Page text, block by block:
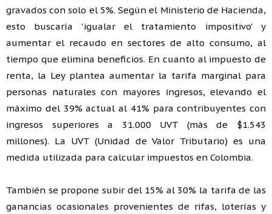
gravados con solo el 5%. Según el Ministerio de Hacienda,
esto buscaría 'igualar el tratamiento impositivo' y
aumentar el recaudo en sectores de alto consumo, al
tiempo que elimina beneficios. En cuanto al impuesto de
renta, la Ley plantea aumentar la tarifa marginal para
personas naturales con mayores ingresos, elevando el
máximo del 39% actual al 41% para contribuyentes con
ingresos superiores a 31.000 UVT (más de $1.543
millones). La UVT (Unidad de Valor Tributario) es una
medida utilizada para calcular impuestos en Colombia.
También se propone subir del 15% al 30% la tarifa de las
ganancias ocasionales provenientes de rifas, loterías y